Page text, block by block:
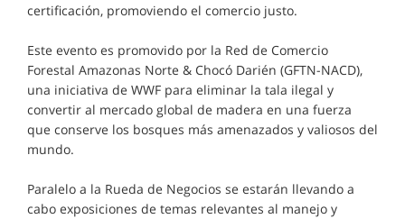
certificación, promoviendo el comercio justo.
Este evento es promovido por la Red de Comercio
Forestal Amazonas Norte & Chocó Darién (GFTN-NACD),
una iniciativa de WWF para eliminar la tala ilegal y
convertir al mercado global de madera en una fuerza
que conserve los bosques más amenazados y valiosos del
mundo.
Paralelo a la Rueda de Negocios se estarán llevando a
cabo exposiciones de temas relevantes al manejo y